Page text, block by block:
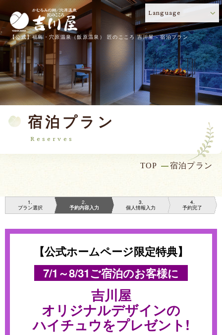
【公式】福島・穴原温泉（飯原温泉） 匠のこころ 吉川屋 - 宿泊プラン
Language
宿泊プラン
Reserves
TOP 宿泊プラン
1
プラン選択
2
予約内容入力
3
個人情報入力
4
予約完了
【公式ホームページ限定特典】
7/1～8/31ご宿泊のお客様に
吉川屋
オリジナルデザインの
ハイチュウをプレゼント!